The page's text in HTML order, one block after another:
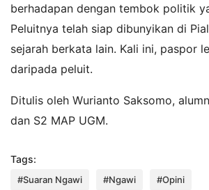
berhadapan dengan tembok politik
Peluitnya telah siap dibunyikan di
sejarah berkata lain. Kali ini, paspor
daripada peluit.
Ditulis oleh Wurianto Saksomo,
dan S2 MAP UGM.
Tags:
#Suaran Ngawi #Ngawi #Opini